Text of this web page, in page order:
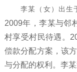
李某（女）出生
2009年，李某与邻
村享受村民待遇。
偿款分配方案，该
与分配的权利。李某